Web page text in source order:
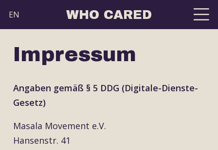
EN WHO CARED
Impressum
Angaben gemäß § 5 DDG (Digitale-Dienste-
Gesetz)
Masala Movement e.V.
Hansenstr. 41